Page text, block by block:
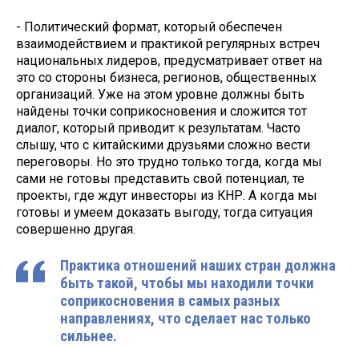
- Политический формат, который обеспечен
взаимодействием и практикой регулярных встреч
национальных лидеров, предусматривает ответ на
это со стороны бизнеса, регионов, общественных
организаций. Уже на этом уровне должны быть
найдены точки соприкосновения и сложится тот
диалог, который приводит к результатам. Часто
слышу, что с китайскими друзьями сложно вести
переговоры. Но это трудно только тогда, когда мы
сами не готовы представить свой потенциал, те
проекты, где ждут инвесторы из КНР. А когда мы
готовы и умеем доказать выгоду, тогда ситуация
совершенно другая.
Практика отношений наших стран должна
быть такой, чтобы мы находили точки
соприкосновения в самых разных
направлениях, что сделает нас только
сильнее.